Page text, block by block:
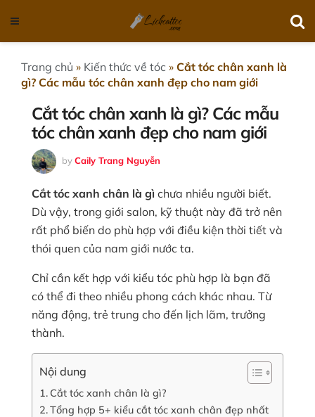
Trang chủ » Kiến thức về tóc » Cắt tóc chân xanh là
gì? Các mẫu tóc chân xanh đẹp cho nam giới
Cắt tóc chân xanh là gì? Các mẫu
tóc chân xanh đẹp cho nam giới
byCaily Trang Nguyễn
Cắt tóc xanh chân là gì chưa nhiều người biết.
Dù vậy, trong giới salon, kỹ thuật này đã trở nên
rất phổ biến do phù hợp với điều kiện thời tiết và
thói quen của nam giới nước ta.
Chỉ cần kết hợp với kiểu tóc phù hợp là bạn đã
có thể đi theo nhiều phong cách khác nhau. Từ
năng động, trẻ trung cho đến lịch lãm, trưởng
thành.
Nội dung
Cắt tóc xanh chân là gì?
Tổng hợp 5+ kiểu cắt tóc xanh chân đẹp nhất